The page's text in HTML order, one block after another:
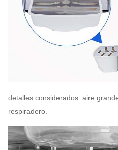
detalles considerados: aire
respiradero.